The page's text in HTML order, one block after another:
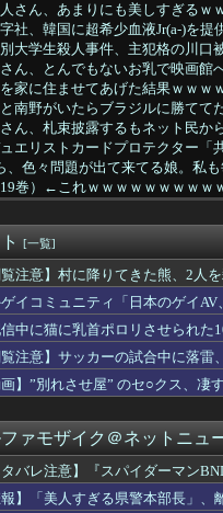
人さん、あまりにも美しすぎるｗ
社、韓国に超希少血液Jr(a-)を
別大学生殺人事件、主犯格の川口
さん、とんでもないお乳で映画館
家に住ませてあげた結果ｗｗｗ
南野がいたらブラジルに勝てて
さん、札束披露するもネット民か
エリストカードプロテクター「
、色々問題が出て来てる娘。私
巻）←これｗｗｗｗｗｗｗｗｗ
画像】く´━━`ゝく´━━`ゝ【蓮
んと「実質200万円以上の支援物
後のSwitch2版の蘇生によるロー
者支援に補助、１大学に年間
ぐ信認 積極財政に「日本売り
イギリス生まれでない人【ポー
ヘソ、大変なことになってるっ
「その男はやめなさい」
Online』TVアニメ化決定！！！！
ーの本気 他
で50代女性患者を「植物状態」
術で前代未聞の医療ミス。患者は
りてきた熊、2人を殺すも、怒
ぶち切れ「電車内でこういうポ
[一覧]
覧注意】村に降りてきた熊、2人
イコミュニティ「日本のゲイ
中に猫に乳首ポロリさせられた
覧注意】サッカーの試合中に落
画】”別れさせ屋” のセ○クス、
ァモザイク＠ネットニュ
タバレ注意】『スパイダーマン
報】「美人すぎる県警本部長」、